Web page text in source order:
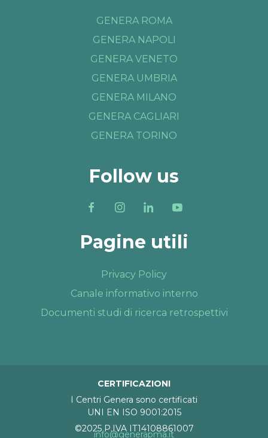
GENERA ROMA
GENERA NAPOLI
GENERA VENETO
GENERA UMBRIA
GENERA MILANO
GENERA CAGLIARI
GENERA TORINO
Follow us
Pagine utili
Privacy Policy
Canale informativo interno
Documenti studi di ricerca retrospettivi
CERTIFICAZIONI
I Centri Genera sono certificati
UNI EN ISO 9001:2015
©2025 P.IVA IT14108861007
info@generapma.it